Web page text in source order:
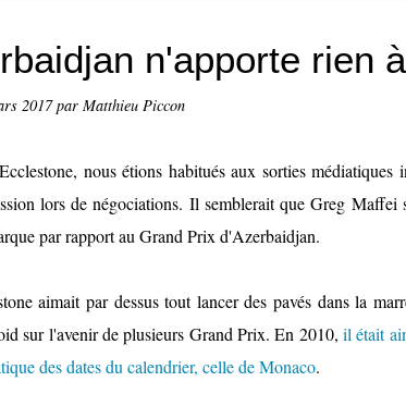
n'apporte rien
2017par Matthieu Piccon
nous étions habitués aux sorties médiatiques
lors de négociations. Il semblerait que Greg Maffei
par rapport au Grand Prix d'Azerbaidjan.
aimait par dessus tout lancer des pavés dans la
sur l'avenir de plusieurs Grand Prix. En 2010, il était
des dates du calendrier, celle de Monaco.